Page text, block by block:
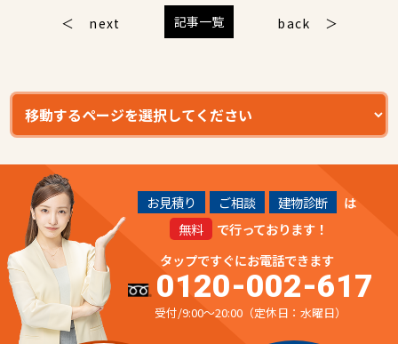
next 記事一覧 back
お見積り ご相談 建物診断
は
無料
で行っております！
タップですぐにお電話できます
0120-002-617
受付/9:00～20:00（定休日：水曜日）